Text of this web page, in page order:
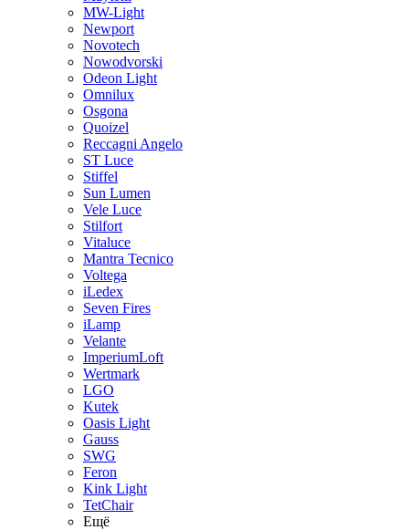
MW-Light
Newport
Novotech
Nowodvorski
Odeon Light
Omnilux
Osgona
Quoizel
Reccagni Angelo
ST Luce
Stiffel
Sun Lumen
Vele Luce
Stilfort
Vitaluce
Mantra Tecnico
Voltega
iLedex
Seven Fires
iLamp
Velante
ImperiumLoft
Wertmark
LGO
Kutek
Oasis Light
Gauss
SWG
Feron
Kink Light
TetСhair
Ещё